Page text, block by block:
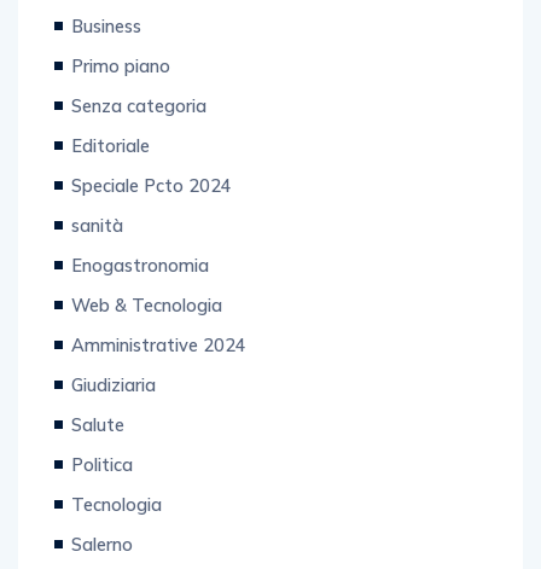
Business
Primo piano
Senza categoria
Editoriale
Speciale Pcto 2024
sanità
Enogastronomia
Web & Tecnologia
Amministrative 2024
Giudiziaria
Salute
Politica
Tecnologia
Salerno